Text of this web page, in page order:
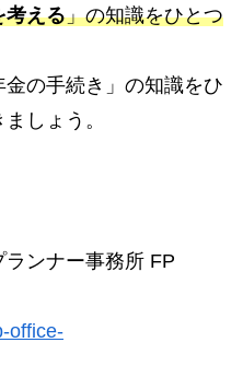
考える」の知識をひとつ
の手続き」の知識をひ
しょう。
ンナー事務所 FP
office-